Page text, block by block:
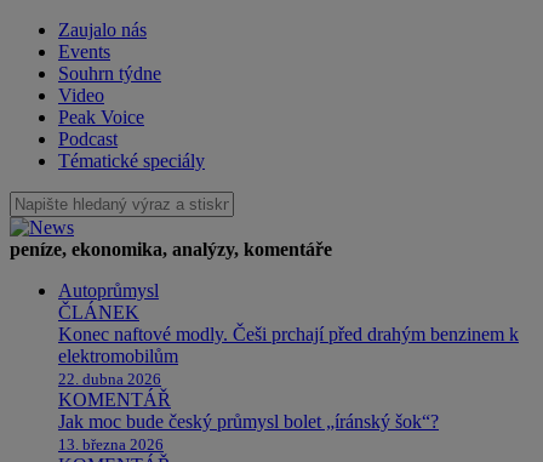
Zaujalo nás
Events
Souhrn týdne
Video
Peak Voice
Podcast
Tématické speciály
peníze, ekonomika, analýzy, komentáře
Autoprůmysl
ČLÁNEK
Konec naftové modly. Češi prchají před drahým benzinem k
elektromobilům
22. dubna 2026
KOMENTÁŘ
Jak moc bude český průmysl bolet „íránský šok“?
13. března 2026